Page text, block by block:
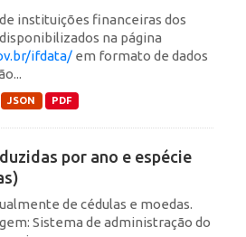
instituições financeiras dos
na página
ifdata/ em formato de dados
JSON PDF
por ano e espécie
de cédulas e moedas.
Sistema de administração do